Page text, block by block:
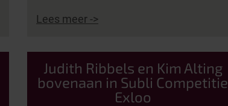
Lees meer ->
Judith Ribbels en Kim Alting
bovenaan in Subli Competitie
Exloo